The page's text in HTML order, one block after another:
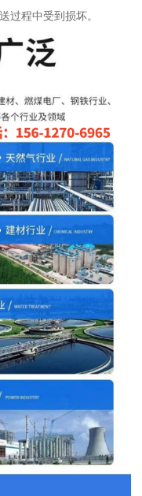
过程中受到损坏。